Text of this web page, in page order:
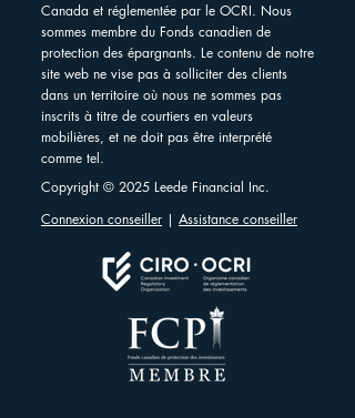
Canada et réglementée par le OCRI. Nous
sommes membre du Fonds canadien de
protection des épargnants. Le contenu de notre
site web ne vise pas à solliciter des clients
dans un territoire où nous ne sommes pas
inscrits à titre de courtiers en valeurs
mobilières, et ne doit pas être interprété
comme tel.
Copyright © 2025 Leede Financial Inc.
Connexion conseiller | Assistance conseiller